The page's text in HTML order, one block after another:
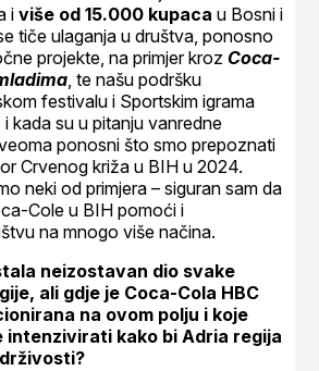
i više od 15.000 kupaca u Bosni i
tiče ulaganja u društva, ponosno
projekte, na primjer kroz Coca-
, te našu podršku
festivalu i Sportskim igrama
kada su u pitanju vanredne
ponosni što smo prepoznati
Crvenog križa u BIH u 2024.
neki od primjera – siguran sam da
Cole u BIH pomoći i
na mnogo više načina.
neizostavan dio svake
ali gdje je Coca-Cola HBC
na ovom polju i koje
intenzivirati kako bi Adria regija